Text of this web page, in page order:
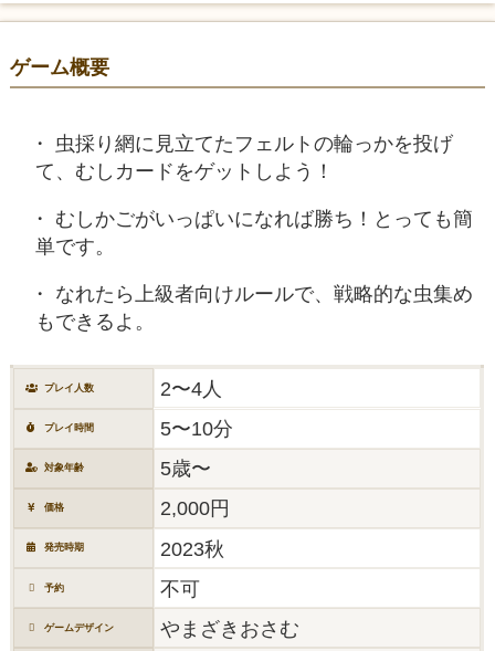
ゲーム概要
虫採り網に見立てたフェルトの輪っかを投げ
て、むしカードをゲットしよう！
むしかごがいっぱいになれば勝ち！とっても簡
単です。
なれたら上級者向けルールで、戦略的な虫集め
もできるよ。
プレイ人数 2〜4人
プレイ時間 5〜10分
対象年齢 5歳〜
価格 2,000円
発売時期 2023秋
予約 不可
ゲームデザイン やまざきおさむ